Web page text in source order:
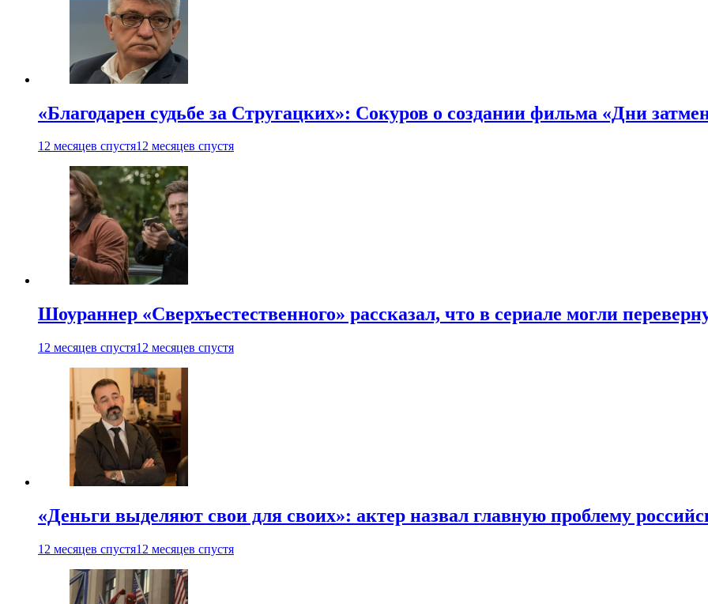
«Благодарен судьбе за Стругацких»: Сокуров о создании фильма «Дни
12 месяцев спустя12 месяцев спустя
Шоураннер «Сверхъестественного» рассказал, что в сериале могли
12 месяцев спустя12 месяцев спустя
«Деньги выделяют свои для своих»: актер назвал главную проблему
12 месяцев спустя12 месяцев спустя